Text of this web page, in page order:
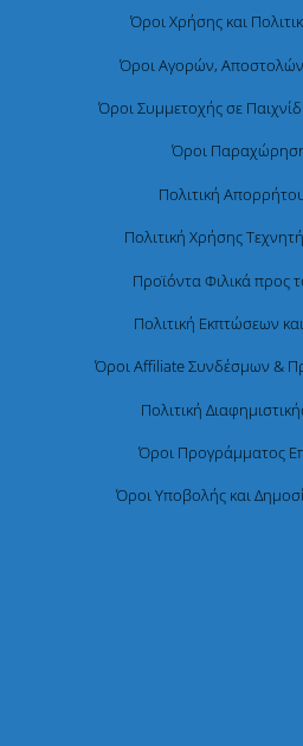
Όροι Χρήσης και
Όροι Αγορών,
Όροι Συμμετοχής σε
Όροι
Πολιτική
Πολιτική Χρήσης
Προϊόντα Φιλικά προς
Πολιτική Εκπτώσεων
Όροι Affiliate Συνδέσμων &
Πολιτική
Όροι Προγράμματος
Όροι Υποβολής και